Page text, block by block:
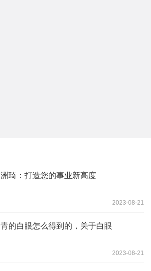
洲琦：打造您的事业新高度
2023-08-21
青的白眼怎么得到的，关于白眼
2023-08-21